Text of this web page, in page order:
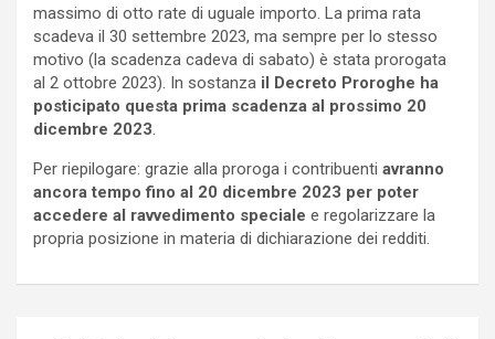
massimo di otto rate di uguale importo. La prima rata
scadeva il 30 settembre 2023, ma sempre per lo stesso
motivo (la scadenza cadeva di sabato) è stata prorogata
al 2 ottobre 2023). In sostanza il Decreto Proroghe ha
posticipato questa prima scadenza al prossimo 20
dicembre 2023.
Per riepilogare: grazie alla proroga i contribuenti avranno
ancora tempo fino al 20 dicembre 2023 per poter
accedere al ravvedimento speciale e regolarizzare la
propria posizione in materia di dichiarazione dei redditi.